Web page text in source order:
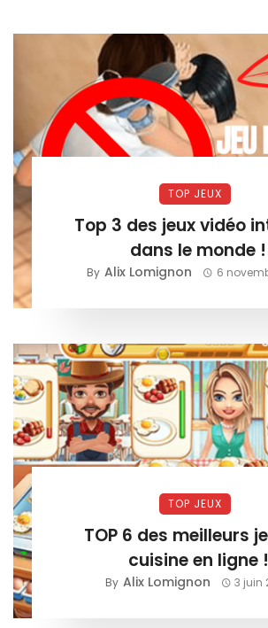
TOP JEUX
Top 3 des jeux vidéo
dans le monde !
By Alix Lomignon 6
TOP JEUX
TOP 6 des meilleurs
cuisine en ligne !
By Alix Lomignon 3 juin